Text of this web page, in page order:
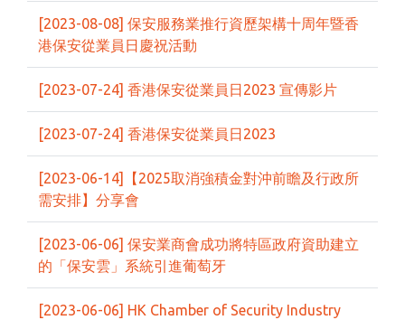
[2023-08-08] 保安服務業推行資歷架構十周年暨香
港保安從業員日慶祝活動
[2023-07-24] 香港保安從業員日2023 宣傳影片
[2023-07-24] 香港保安從業員日2023
[2023-06-14]【2025取消強積金對沖前瞻及行政所
需安排】分享會
[2023-06-06] 保安業商會成功將特區政府資助建立
的「保安雲」系統引進葡萄牙
[2023-06-06] HK Chamber of Security Industry